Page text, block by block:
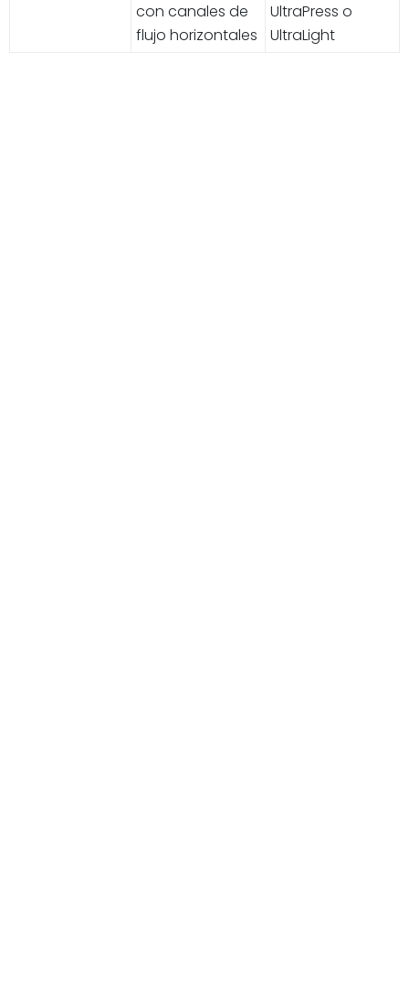
con canales de
flujo horizontales
UltraPress o
UltraLight